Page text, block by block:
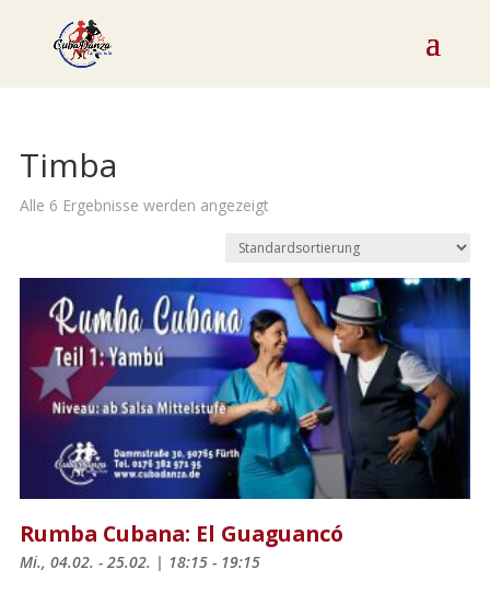
Timba
Alle 6 Ergebnisse werden angezeigt
Rumba Cubana: El Guaguancó
Mi., 04.02. - 25.02. | 18:15 - 19:15